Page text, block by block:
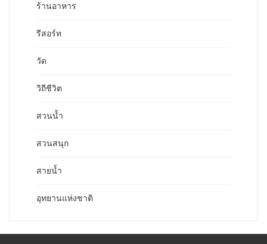
ร้านอาหาร
รีสอร์ท
วัด
วิถีชีวิต
สวนน้ำ
สวนสนุก
สายน้ำ
อุทยานแห่งชาติ